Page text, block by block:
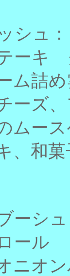
シュ：
ーキ
ム詰
ーズ
ムー
、和菓
ーシ
ール
ニオ